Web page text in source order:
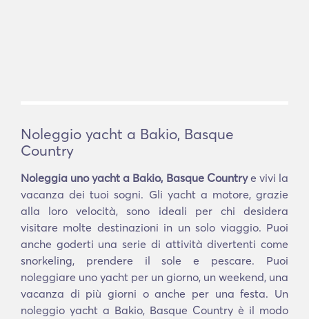
Noleggio yacht a Bakio, Basque
Country
Noleggia uno yacht a Bakio, Basque Countrye vivi la
vacanza dei tuoi sogni. Gli yacht a motore, grazie
alla loro velocità, sono ideali per chi desidera
visitare molte destinazioni in un solo viaggio. Puoi
anche goderti una serie di attività divertenti come
snorkeling, prendere il sole e pescare. Puoi
noleggiare uno yacht per un giorno, un weekend, una
vacanza di più giorni o anche per una festa. Un
noleggio yacht a Bakio, Basque Country è il modo